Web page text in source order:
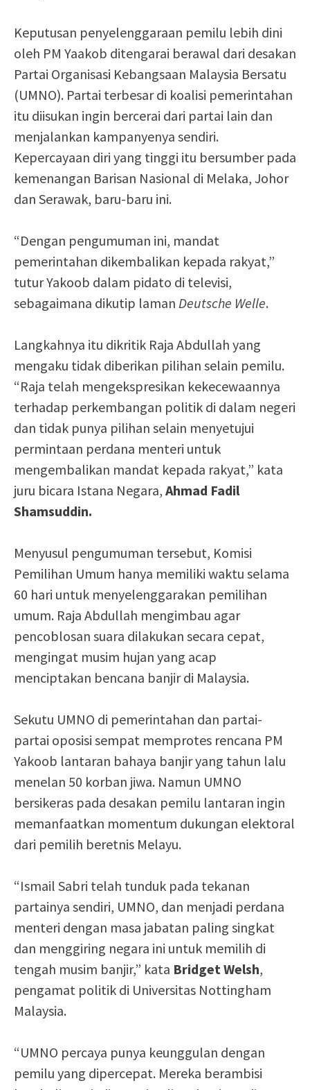
Keputusan penyelenggaraan pemilu lebih dini
oleh PM Yaakob ditengarai berawal dari desakan
Partai Organisasi Kebangsaan Malaysia Bersatu
(UMNO). Partai terbesar di koalisi pemerintahan
itu diisukan ingin bercerai dari partai lain dan
menjalankan kampanyenya sendiri.
Kepercayaan diri yang tinggi itu bersumber pada
kemenangan Barisan Nasional di Melaka, Johor
dan Serawak, baru-baru ini.
“Dengan pengumuman ini, mandat
pemerintahan dikembalikan kepada rakyat,”
tutur Yakoob dalam pidato di televisi,
sebagaimana dikutip laman Deutsche Welle.
Langkahnya itu dikritik Raja Abdullah yang
mengaku tidak diberikan pilihan selain pemilu.
“Raja telah mengekspresikan kekecewaannya
terhadap perkembangan politik di dalam negeri
dan tidak punya pilihan selain menyetujui
permintaan perdana menteri untuk
mengembalikan mandat kepada rakyat,” kata
juru bicara Istana Negara, Ahmad Fadil
Shamsuddin.
Menyusul pengumuman tersebut, Komisi
Pemilihan Umum hanya memiliki waktu selama
60 hari untuk menyelenggarakan pemilihan
umum. Raja Abdullah mengimbau agar
pencoblosan suara dilakukan secara cepat,
mengingat musim hujan yang acap
menciptakan bencana banjir di Malaysia.
Sekutu UMNO di pemerintahan dan partai-
partai oposisi sempat memprotes rencana PM
Yakoob lantaran bahaya banjir yang tahun lalu
menelan 50 korban jiwa. Namun UMNO
bersikeras pada desakan pemilu lantaran ingin
memanfaatkan momentum dukungan elektoral
dari pemilih beretnis Melayu.
“Ismail Sabri telah tunduk pada tekanan
partainya sendiri, UMNO, dan menjadi perdana
menteri dengan masa jabatan paling singkat
dan menggiring negara ini untuk memilih di
tengah musim banjir,” kata Bridget Welsh,
pengamat politik di Universitas Nottingham
Malaysia.
“UMNO percaya punya keunggulan dengan
pemilu yang dipercepat. Mereka berambisi